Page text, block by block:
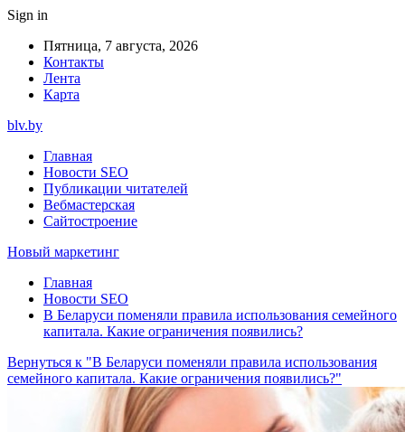
Sign in
Пятница, 7 августа, 2026
Контакты
Лента
Карта
blv.by
Главная
Новости SEO
Публикации читателей
Вебмастерская
Сайтостроение
Новый маркетинг
Главная
Новости SEO
В Беларуси поменяли правила использования семейного
капитала. Какие ограничения появились?
Вернуться к "В Беларуси поменяли правила использования
семейного капитала. Какие ограничения появились?"